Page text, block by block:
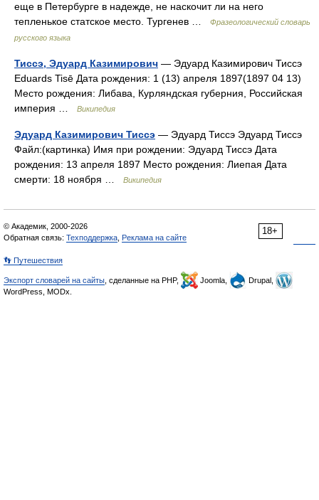
еще в Петербурге в надежде, не наскочит ли на него
тепленькое статское место. Тургенев …
Фразеологический словарь
русского языка
Тиссэ, Эдуард Казимирович — Эдуард Казимирович Тиссэ
Eduards Tisē Дата рождения: 1 (13) апреля 1897(1897 04 13)
Место рождения: Либава, Курляндская губерния, Российская
империя …
Википедия
Эдуард Казимирович Тиссэ — Эдуард Тиссэ Эдуард Тиссэ
Файл:(картинка) Имя при рождении: Эдуард Тиссэ Дата
рождения: 13 апреля 1897 Место рождения: Лиепая Дата
смерти: 18 ноября …
Википедия
18+
© Академик, 2000-2026
Обратная связь: Техподдержка Реклама на сайте
👣 Путешествия
Экспорт словарей на сайты , сделанные на PHP, Joomla,
Drupal,
WordPress, MODx.